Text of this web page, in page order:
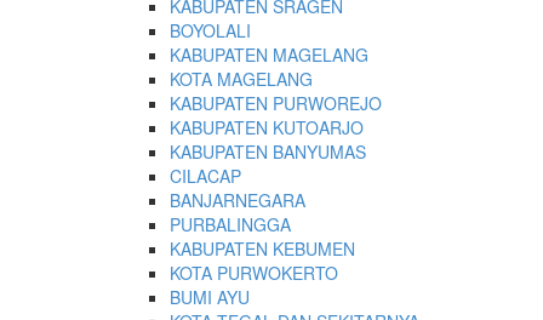
KABUPATEN SRAGEN
BOYOLALI
KABUPATEN MAGELANG
KOTA MAGELANG
KABUPATEN PURWOREJO
KABUPATEN KUTOARJO
KABUPATEN BANYUMAS
CILACAP
BANJARNEGARA
PURBALINGGA
KABUPATEN KEBUMEN
KOTA PURWOKERTO
BUMI AYU